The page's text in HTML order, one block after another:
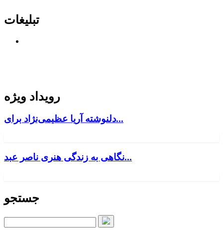
تبلیغات
رویداد ویژه
دلنوشته آریا عظیمی‌نژاد برای...
نگاهی به زندگی هنری ناصر عبد...
جستجو